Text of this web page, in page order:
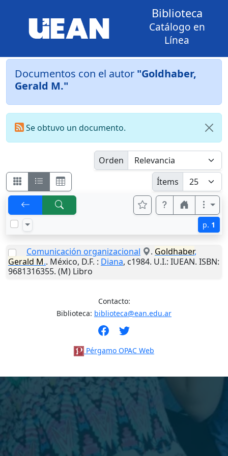
Biblioteca
Catálogo en
Línea
Documentos con el autor "Goldhaber,
Gerald M."
Se obtuvo un documento.
Orden
Ítems
p. 1
Comunicación organizacional . Goldhaber,
Gerald M.. México, D.F. : Diana, c1984. U.I.: IUEAN. ISBN:
9681316355. (M) Libro
Contacto:
Biblioteca: biblioteca@ean.edu.ar
Pérgamo OPAC Web